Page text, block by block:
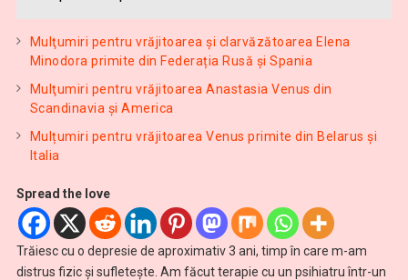
Mulţumiri pentru vrăjitoarea şi clarvăzătoarea Elena
Minodora primite din Federația Rusă și Spania
Mulţumiri pentru vrăjitoarea Anastasia Venus din
Scandinavia și America
Mulțumiri pentru vrăjitoarea Venus primite din Belarus și
Italia
Spread the love
Trăiesc cu o depresie de aproximativ 3 ani, timp în care m-am
distrus fizic și sufletește. Am făcut terapie cu un psihiatru într-un